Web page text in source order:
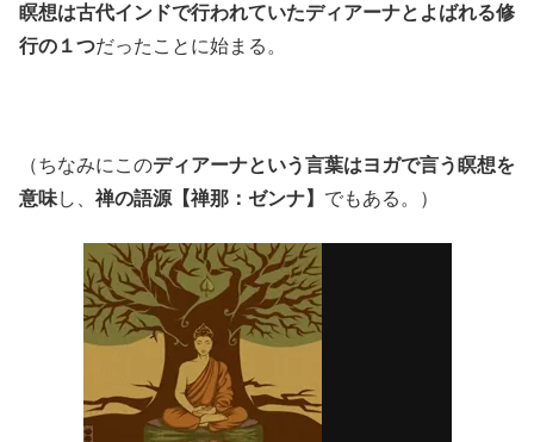
瞑想は古代インドで行われていたディアーナとよばれる修
行の１つだったことに始まる。
（ちなみにこのディアーナという言葉はヨガで言う瞑想を
意味し、 禅の語源【禅那：ゼンナ】 でもある。）